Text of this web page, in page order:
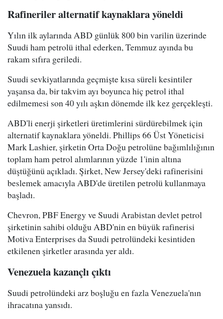
Rafineriler alternatif kaynaklara yöneldi
Yılın ilk aylarında ABD günlük 800 bin varilin üzerinde
Suudi ham petrolü ithal ederken, Temmuz ayında bu
rakam sıfıra geriledi.
Suudi sevkiyatlarında geçmişte kısa süreli kesintiler
yaşansa da, bir takvim ayı boyunca hiç petrol ithal
edilmemesi son 40 yılı aşkın dönemde ilk kez gerçekleşti.
ABD'li enerji şirketleri üretimlerini sürdürebilmek için
alternatif kaynaklara yöneldi. Phillips 66 Üst Yöneticisi
Mark Lashier, şirketin Orta Doğu petrolüne bağımlılığının
toplam ham petrol alımlarının yüzde 1'inin altına
düştüğünü açıkladı. Şirket, New Jersey'deki rafinerisini
beslemek amacıyla ABD'de üretilen petrolü kullanmaya
başladı.
Chevron, PBF Energy ve Suudi Arabistan devlet petrol
şirketinin sahibi olduğu ABD'nin en büyük rafinerisi
Motiva Enterprises da Suudi petrolündeki kesintiden
etkilenen şirketler arasında yer aldı.
Venezuela kazançlı çıktı
Suudi petrolündeki arz boşluğu en fazla Venezuela'nın
ihracatına yansıdı.